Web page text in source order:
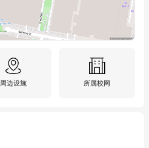
周边设施 所属校网